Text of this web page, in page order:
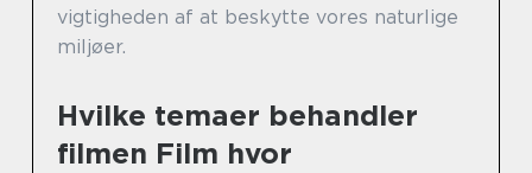
vigtigheden af at beskytte vores naturlige
miljøer.
Hvilke temaer behandler
filmen Film hvor